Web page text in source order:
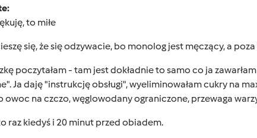
to miłe
się, że się odzywacie, bo monolog jest męczący, a
poczytałam - tam jest dokładnie to samo co ja
Ja daję "instrukcję obsługi", wyeliminowałam cukry na
owoc na czczo, węglowodany ograniczone, przewaga
raz kiedyś i 20 minut przed obiadem.